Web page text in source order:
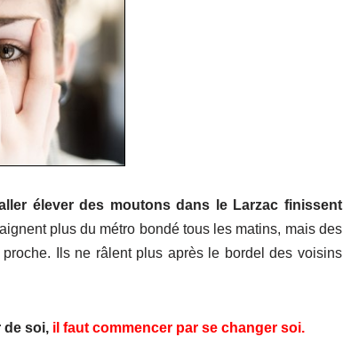
élever des moutons dans le Larzac finissent
plus du métro bondé tous les matins, mais des
Ils ne râlent plus après le bordel des voisins
de soi, il faut commencer par se changer soi.